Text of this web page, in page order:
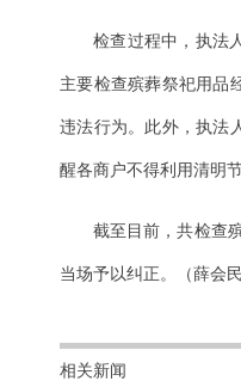
检查过程中，执法
主要检查殡葬祭祀用品
违法行为。此外，执法
醒各商户不得利用清明
截至目前，共检查
当场予以纠正。（薛会民
相关新闻